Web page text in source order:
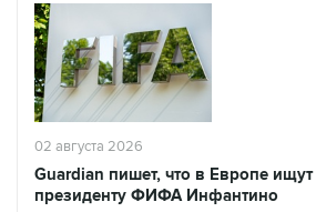
02 августа 2026
Guardian пишет, что в Европе
президенту ФИФА Инфантино